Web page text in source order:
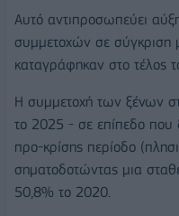
Αυτό αντιπροσωπεύει
συμμετοχών σε σύγκριση
καταγράφηκαν στο τέλος
Η συμμετοχή των ξένων
το 2025 - σε επίπεδο που
προ-κρίσης περίοδο
σηματοδοτώντας μια
50,8% το 2020.